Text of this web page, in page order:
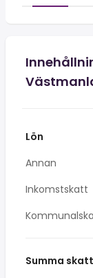
Lön
Annan
Inkomstskatt
Summa skatt